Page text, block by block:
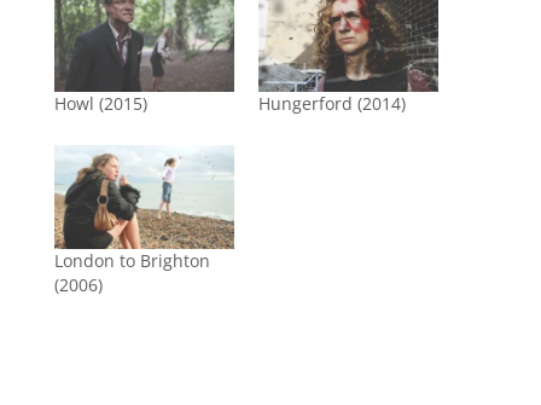
Howl (2015) Hungerford (2014)
London to Brighton
(2006)